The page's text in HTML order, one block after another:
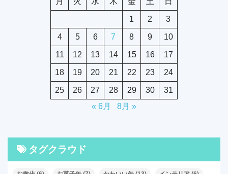
1 2 3
4 5 6 7 8 9 10
11 12 13 14 15 16 17
18 19 20 21 22 23 24
25 26 27 28 29 30
31
« 6月
8月 »
タグクラウド